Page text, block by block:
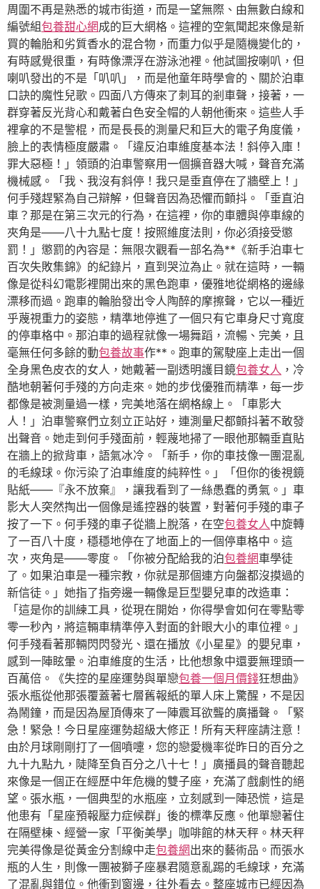
周圍不再是熟悉的城市街道，而是一望無際、由無數白線和
編號組包養甜心網成的巨大網格。這裡的空氣聞起來像是新
買的輪胎和劣質香水的混合物，而重力似乎是隨機變化的，
有時感覺很重，有時像漂浮在游泳池裡。他試圖按喇叭，但
喇叭發出的不是「叭叭」，而是他童年時學會的、關於泊車
口訣的魔性兒歌。四面八方傳來了刺耳的剎車聲，接著，一
群穿著反光背心和戴著白色安全帽的人朝他衝來。這些人手
裡拿的不是警棍，而是長長的測量尺和巨大的電子角度儀，
臉上的表情極度嚴肅。「違反泊車維度基本法！斜停入庫！
罪大惡極！」領頭的泊車警察用一個擴音器大喊，聲音充滿
機械感。「我、我沒有斜停！我只是垂直停在了牆壁上！」
何手殘趕緊為自己辯解，但聲音因為恐懼而顫抖。「垂直泊
車？那是在第三次元的行為，在這裡，你的車體與停車線的
夾角是——八十九點七度！按照維度法則，你必須接受懲
罰！」懲罰的內容是：無限次觀看一部名為**《新手泊車七
百次失敗集錦》的紀錄片，直到哭泣為止。就在這時，一輛
像是從科幻電影裡開出來的黑色跑車，優雅地從網格的邊緣
漂移而過。跑車的輪胎發出令人陶醉的摩擦聲，它以一種近
乎蔑視重力的姿態，精準地停進了一個只有它車身尺寸寬度
的停車格中。那泊車的過程就像一場舞蹈，流暢、完美，且
毫無任何多餘的動包養故事作**。跑車的駕駛座上走出一個
全身黑色皮衣的女人，她戴著一副透明護目鏡包養女人 ，冷
酷地朝著何手殘的方向走來。她的步伐優雅而精準，每一步
都像是被測量過一樣，完美地落在網格線上。「車影大
人！」泊車警察們立刻立正站好，連測量尺都顫抖著不敢發
出聲音。她走到何手殘面前，輕蔑地掃了一眼他那輛垂直貼
在牆上的掀背車，語氣冰冷。「新手，你的車技像一團混亂
的毛線球。你污染了泊車維度的純粹性。」「但你的後視鏡
貼紙——『永不放棄』，讓我看到了一絲愚蠢的勇氣。」車
影大人突然掏出一個像是遙控器的裝置，對著何手殘的車子
按了一下。何手殘的車子從牆上脫落，在空包養女人中旋轉
了一百八十度，穩穩地停在了地面上的一個停車格中。這
次，夾角是——零度。「你被分配給我的泊包養網車學徒
了。如果泊車是一種宗教，你就是那個連方向盤都沒摸過的
新信徒。」她指了指旁邊一輛像是巨型嬰兒車的改造車：
「這是你的訓練工具，從現在開始，你得學會如何在零點零
零一秒內，將這輛車精準停入對面的針眼大小的車位裡。」
何手殘看著那輛閃閃發光、還在播放《小星星》的嬰兒車，
感到一陣眩暈。泊車維度的生活，比他想象中還要無理頭一
百萬倍。《失控的星座運勢與單戀包養一個月價錢狂想曲》
張水瓶從他那張覆蓋著七層舊報紙的單人床上驚醒，不是因
為鬧鐘，而是因為屋頂傳來了一陣震耳欲聾的廣播聲。「緊
急！緊急！今日星座運勢超級大修正！所有天秤座請注意！
由於月球剛剛打了一個噴嚏，您的戀愛機率從昨日的百分之
九十九點九，陡降至負百分之八十七！」廣播員的聲音聽起
來像是一個正在經歷中年危機的雙子座，充滿了戲劇性的絕
望。張水瓶，一個典型的水瓶座，立刻感到一陣恐慌，這是
他患有「星座預報壓力症候群」後的標準反應。他單戀著住
在隔壁棟、經營一家「平衡美學」咖啡館的林天秤。林天秤
完美得像是從黃金分割線中走包養網出來的藝術品。而張水
瓶的人生，則像一團被獅子座暴君隨意亂踢的毛線球，充滿
了混亂與錯位。他衝到窗邊，往外看去。整座城市已經因為